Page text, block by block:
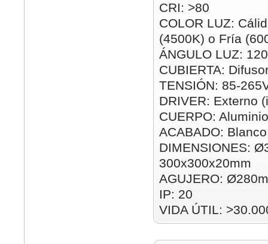
CRI: >80
COLOR LUZ:
(4500K) o Fría
ÁNGULO LUZ:
CUBIERTA:
TENSIÓN: 85-
DRIVER: Externo
CUERPO: Aluminio
ACABADO: Blanco
DIMENSIONES:
300x300x20mm
AGUJERO:
IP: 20
VIDA ÚTIL: